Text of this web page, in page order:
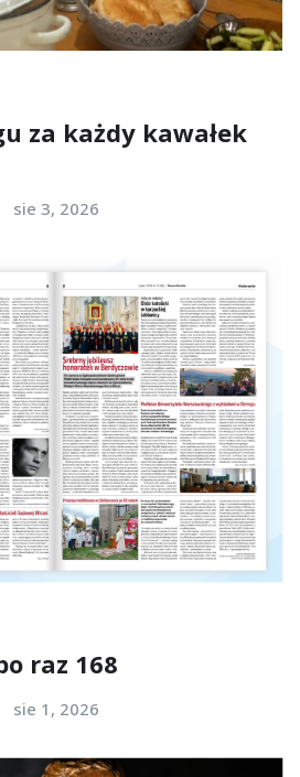
za każdy kawałek
sie 3, 2026
raz 168
sie 1, 2026